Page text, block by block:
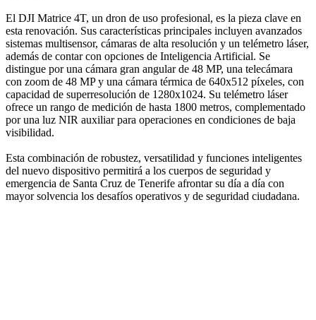
El DJI Matrice 4T, un dron de uso profesional, es la pieza clave en
esta renovación. Sus características principales incluyen avanzados
sistemas multisensor, cámaras de alta resolución y un telémetro láser,
además de contar con opciones de Inteligencia Artificial. Se
distingue por una cámara gran angular de 48 MP, una telecámara
con zoom de 48 MP y una cámara térmica de 640x512 píxeles, con
capacidad de superresolución de 1280x1024. Su telémetro láser
ofrece un rango de medición de hasta 1800 metros, complementado
por una luz NIR auxiliar para operaciones en condiciones de baja
visibilidad.
Esta combinación de robustez, versatilidad y funciones inteligentes
del nuevo dispositivo permitirá a los cuerpos de seguridad y
emergencia de Santa Cruz de Tenerife afrontar su día a día con
mayor solvencia los desafíos operativos y de seguridad ciudadana.